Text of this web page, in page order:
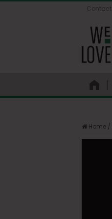
Contact
Home /